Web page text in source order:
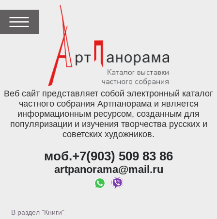
Веб сайт представляет собой электронный каталог
частного собрания Артпанорама и является
информационным ресурсом, созданным для
популяризации и изучения творчества русских и
советских художников.
моб.+7(903) 509 83 86
artpanorama@mail.ru
В раздел "Книги"